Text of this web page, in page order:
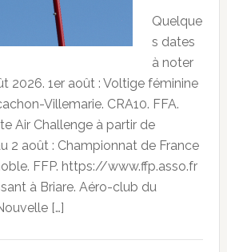
Quelque
s dates
à noter
2026. 1er août : Voltige féminine
Villemarie. CRA10. FFA.
Air Challenge à partir de
2 août : Championnat de France
FFP. https://www.ffp.asso.fr
à Briare. Aéro-club du
[…]